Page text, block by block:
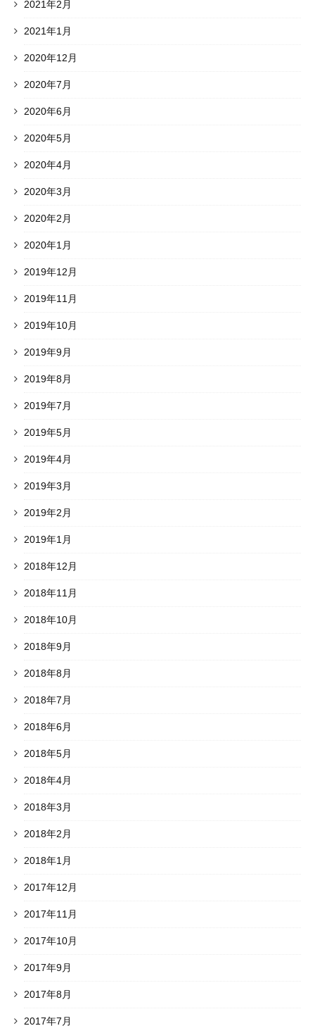
2021年2月
2021年1月
2020年12月
2020年7月
2020年6月
2020年5月
2020年4月
2020年3月
2020年2月
2020年1月
2019年12月
2019年11月
2019年10月
2019年9月
2019年8月
2019年7月
2019年5月
2019年4月
2019年3月
2019年2月
2019年1月
2018年12月
2018年11月
2018年10月
2018年9月
2018年8月
2018年7月
2018年6月
2018年5月
2018年4月
2018年3月
2018年2月
2018年1月
2017年12月
2017年11月
2017年10月
2017年9月
2017年8月
2017年7月